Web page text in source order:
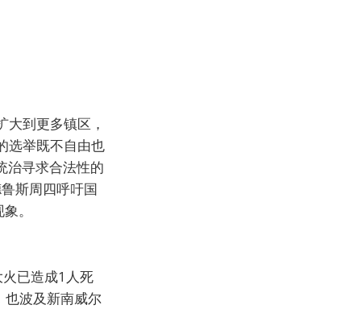
到更多镇区，
选举既不自由也
治寻求合法性的
斯周四呼吁国
。
已造成1人死
也波及新南威尔